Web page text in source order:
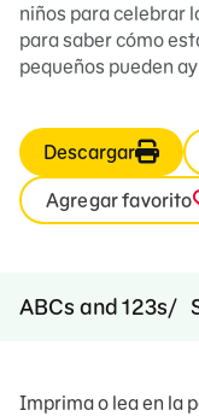
niños para celebrar
para saber cómo
pequeños pueden
Descargar
Agregar favorito
ABCs and 123s
Imprima o lea en la